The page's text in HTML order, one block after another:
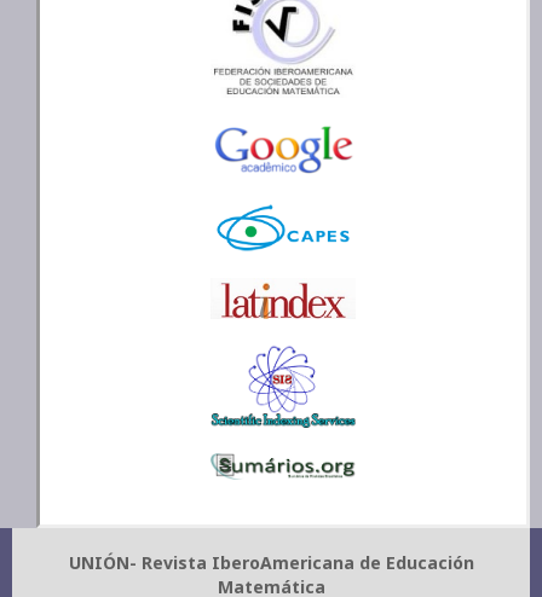
UNIÓN- Revista IberoAmericana de Educación
Matemática